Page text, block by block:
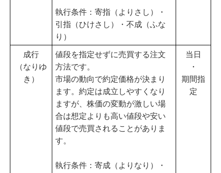
執行条件：寄指（よりさし）・
引指（ひけさし）・不成（ふな
り）
成行
（なりゆ
き）
値段を指定せずに売買する注文
方法です。
市場の動向で約定価格が決まり
ます。約定は成立しやすくなり
ますが、株価の変動が激しい場
合は想定よりも高い値段や安い
値段で売買されることがありま
す。
執行条件：寄成（よりなり）・
当日
・
期間指
定